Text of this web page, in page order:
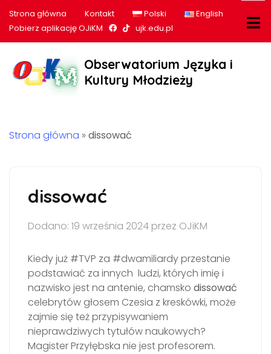
Strona główna Kontakt Polski
English
Pobierz aplikację OJiKM
Nasz profil na Facebook
Nasz profil na tiktok
ujk.edu.pl
Obserwatorium Języka i
Kultury Młodzieży
Strona główna » dissować
dissować
Dodano: 19 września 2024 przez OJiKM
Kiedy już #TVP za #dwamiliardy przestanie
podstawiać za innych ludzi, których imię i
nazwisko jest na antenie, chamsko dissować
celebrytów głosem Czesia z kreskówki, może
zajmie się też przypisywaniem
nieprawdziwych tytułów naukowych?
Magister Przyłębska nie jest profesorem.